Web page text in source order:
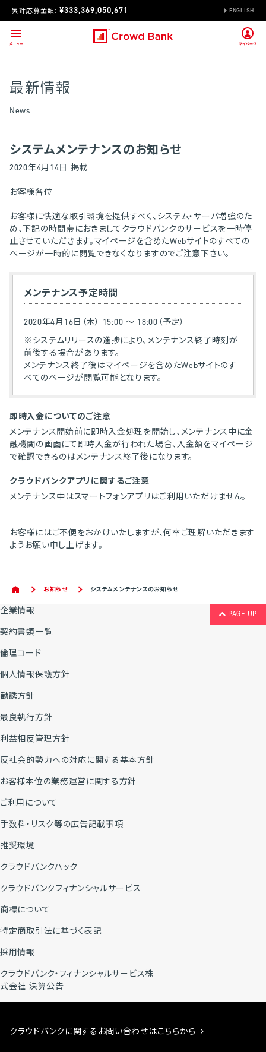
累計応募金額: ¥333,369,050,671 ENGLISH
最新情報
News
システムメンテナンスのお知らせ
2020年4月14日 掲載
お客様各位
お客様に快適な取引環境を提供すべく、システム・サーバ増強のた
め、下記の時間帯におきましてクラウドバンクのサービスを一時停
止させていただきます。マイページを含めたWebサイトのすべての
ページが一時的に閲覧できなくなりますのでご注意下さい。
メンテナンス予定時間
2020年4月16日（木） 15:00 ～ 18:00（予定）
※システムリリースの進捗により、メンテナンス終了時刻が
前後する場合があります。
メンテナンス終了後はマイページを含めたWebサイトのす
べてのページが閲覧可能となります。
即時入金についてのご注意
メンテナンス開始前に即時入金処理を開始し、メンテナンス中に金
融機関の画面にて即時入金が行われた場合、入金額をマイページ
で確認できるのはメンテナンス終了後になります。
クラウドバンクアプリに関するご注意
メンテナンス中はスマートフォンアプリはご利用いただけません。
お客様にはご不便をおかけいたしますが、何卒ご理解いただきます
ようお願い申し上げます。
お知らせ システムメンテナンスのお知らせ
PAGE UP
企業情報
契約書類一覧
倫理コード
個人情報保護方針
勧誘方針
最良執行方針
利益相反管理方針
反社会的勢力への対応に関する基本方針
お客様本位の業務運営に関する方針
ご利用について
手数料・リスク等の広告記載事項
推奨環境
クラウドバンクハック
クラウドバンクフィナンシャルサービス
商標について
特定商取引法に基づく表記
採用情報
クラウドバンク・フィナンシャルサービス株
式会社 決算公告
クラウドバンクに関するお問い合わせはこちらから